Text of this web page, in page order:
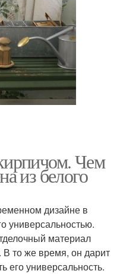
Чем
из белого
дизайне в
универсальностью.
материал
В то же время, он дарит
его универсальность.